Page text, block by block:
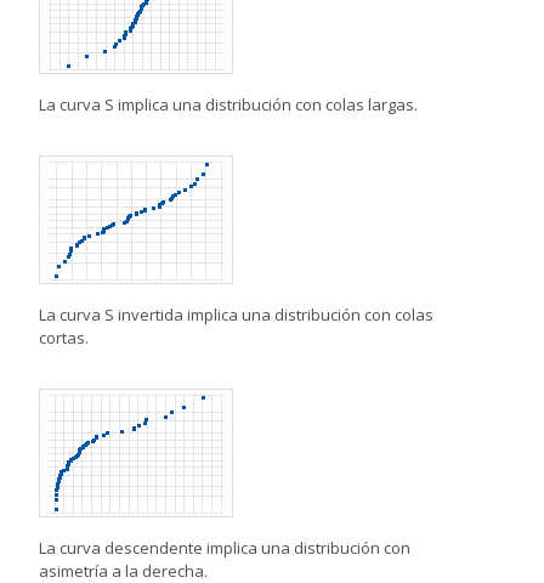
La curva S implica una distribución con colas largas.
La curva S invertida implica una distribución con colas
cortas.
La curva descendente implica una distribución con
asimetría a la derecha.